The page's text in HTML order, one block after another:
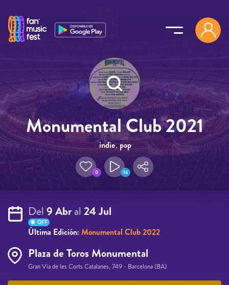
Monumental Club 2021
indie, pop
0 16
Del 9 Abral 24 Jul
OFF
Última Edición:Monumental Club 2022
Plaza de Toros Monumental
Gran Via de les Corts Catalanes, 749 - Barcelona (BA)